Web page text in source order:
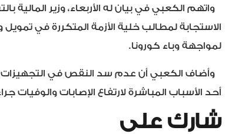
واتهم الكعبي في بيان له الأربعاء، وزير المالية
الاستجابة لمطالب خلية الأزمة المتكررة في تمويل
لمواجهة وباء كورونا.
وأضاف الكعبي أن عدم سد النقص في التجهيزات
أحد الأسباب المباشرة لارتفاع الإصابات
شارك على